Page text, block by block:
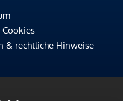
& rechtliche Hinweise